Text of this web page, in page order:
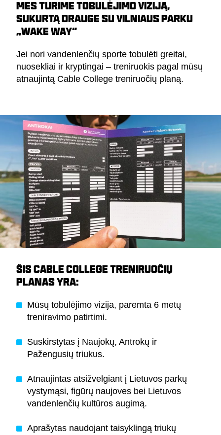
MES TURIME TOBULĖJIMO VIZIJĄ,
SUKURTĄ DRAUGE SU VILNIAUS PARKU
„WAKE WAY“
Jei nori vandenlenčių sporte tobulėti greitai,
nuosekliai ir kryptingai – treniruokis pagal mūsų
atnaujintą Cable College treniruočių planą.
ŠIS CABLE COLLEGE TRENIRUOČIŲ
PLANAS YRA:
Mūsų tobulėjimo vizija, paremta 6 metų
treniravimo patirtimi.
Suskirstytas į Naujokų, Antrokų ir
Pažengusių triukus.
Atnaujintas atsižvelgiant į Lietuvos parkų
vystymąsi, figūrų naujoves bei Lietuvos
vandenlenčių kultūros augimą.
Aprašytas naudojant taisyklingą triukų